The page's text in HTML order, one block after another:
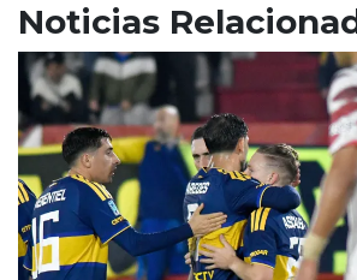
Noticias